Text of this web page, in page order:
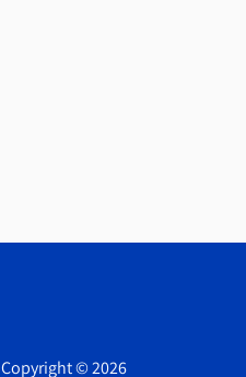
Copyright © 2026 ישיבת הכותל